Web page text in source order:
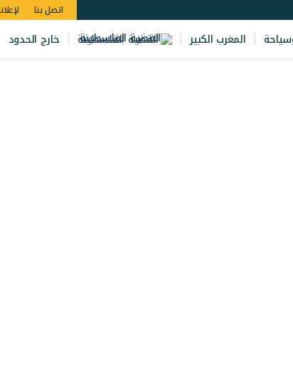
اتصل بنا
المغرب الكبير القضية الفلسطينة خارج الحدود